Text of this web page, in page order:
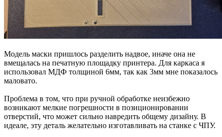
Модель маски пришлось разделить надвое, иначе она не
вмещалась на печатную площадку принтера. Для каркаса я
использовал МДФ толщиной 6мм, так как 3мм мне показалось
маловато.
Проблема в том, что при ручной обработке неизбежно
возникают мелкие погрешности в позиционировании
отверстий, что может сильно навредить общему дизайну. В
идеале, эту деталь желательно изготавливать на станке с ЧПУ.